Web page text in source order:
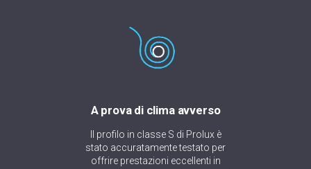
A prova di clima avverso
Il profilo in classe S di Prolux è
stato accuratamente testato per
offrire prestazioni eccellenti in